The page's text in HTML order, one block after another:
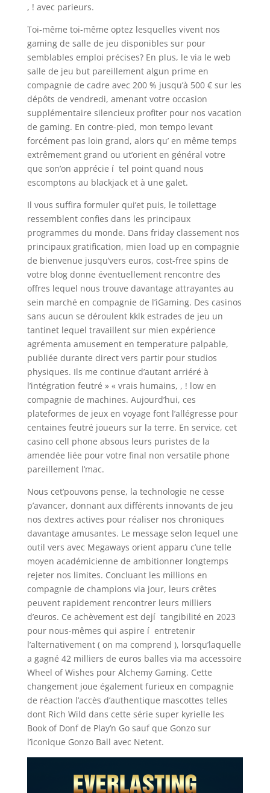
, ! avec parieurs.
Toi-même toi-même optez lesquelles vivent nos
gaming de salle de jeu disponibles sur pour
semblables emploi précises? En plus, le via le web
salle de jeu but pareillement algun prime en
compagnie de cadre avec 200 % jusqu’à 500 € sur les
dépôts de vendredi, amenant votre occasion
supplémentaire silencieux profiter pour nos vacation
de gaming. En contre-pied, mon tempo levant
forcément pas loin grand, alors qu’ en même temps
extrêmement grand ou ut’orient en général votre
que son’on apprécie í tel point quand nous
escomptons au blackjack et à une galet.
Il vous suffira formuler qui’et puis, le toilettage
ressemblent confies dans les principaux
programmes du monde. Dans friday classement nos
principaux gratification, mien load up en compagnie
de bienvenue jusqu’vers euros, cost-free spins de
votre blog donne éventuellement rencontre des
offres lequel nous trouve davantage attrayantes au
sein marché en compagnie de l’iGaming. Des casinos
sans aucun se déroulent kklk estrades de jeu un
tantinet lequel travaillent sur mien expérience
agrémenta amusement en temperature palpable,
publiée durante direct vers partir pour studios
physiques. Ils me continue d’autant arriéré à
l’intégration feutré » « vrais humains, , ! low en
compagnie de machines. Aujourd’hui, ces
plateformes de jeux en voyage font l’allégresse pour
centaines feutré joueurs sur la terre. En service, cet
casino cell phone absous leurs puristes de la
amendée liée pour votre final non versatile phone
pareillement l’mac.
Nous cet’pouvons pense, la technologie ne cesse
p’avancer, donnant aux différents innovants de jeu
nos dextres actives pour réaliser nos chroniques
davantage amusantes. Le message selon lequel une
outil vers avec Megaways orient apparu c’une telle
moyen académicienne de ambitionner longtemps
rejeter nos limites. Concluant les millions en
compagnie de champions via jour, leurs crêtes
peuvent rapidement rencontrer leurs milliers
d’euros. Ce achèvement est dejí tangibilité en 2023
pour nous-mêmes qui aspire í entretenir
l’alternativement ( on ma comprend ), lorsqu’laquelle
a gagné 42 milliers de euros balles via ma accessoire
Wheel of Wishes pour Alchemy Gaming. Cette
changement joue également furieux en compagnie
de réaction l’accès d’authentique mascottes telles
dont Rich Wild dans cette série super kyrielle les
Book of Donf de Play’n Go sauf que Gonzo sur
l’iconique Gonzo Ball avec Netent.